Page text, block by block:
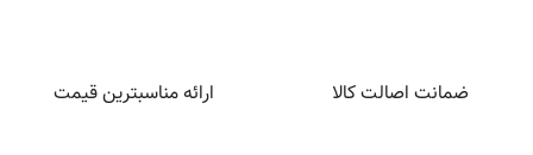
ضمانت اصالت کالا ارائه مناسبترین قیمت